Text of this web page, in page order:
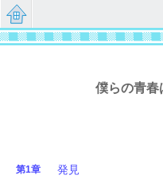
無料で
僕らの青春
第1章 発見